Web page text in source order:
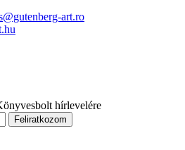
art.ro
hírlevelére